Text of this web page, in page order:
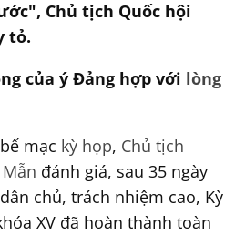
Chủ tịch Quốc hội
tỏ.
của ý Đảng hợp với lòng
mạc kỳ họp, Chủ tịch
đánh giá, sau 35 ngày
chủ, trách nhiệm cao, Kỳ
XV đã hoàn thành toàn